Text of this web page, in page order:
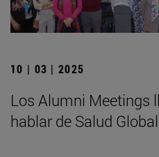
10 | 03 | 2025
Los Alumni Meetings
hablar de Salud Global